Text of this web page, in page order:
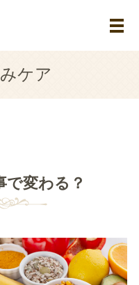
メ
ケア
で変わる？